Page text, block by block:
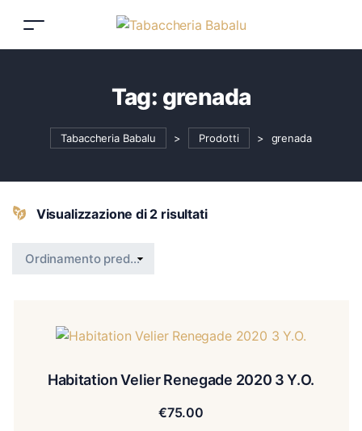
Tag: grenada
Tabaccheria Babalu > Prodotti > grenada
Visualizzazione di 2 risultati
Habitation Velier Renegade 2020 3 Y.O.
€75.00